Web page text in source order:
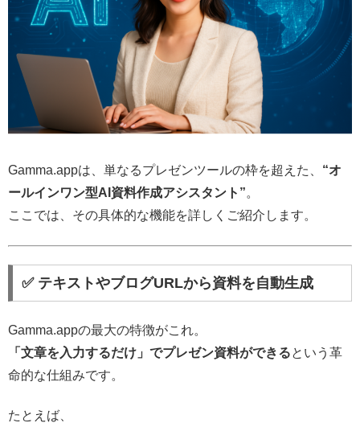
Gamma.appは、単なるプレゼンツールの枠を超えた、 “オ
ールインワン型AI資料作成アシスタント”。
ここでは、その具体的な機能を詳しくご紹介します。
✅ テキストやブログURLから資料を自動生成
Gamma.appの最大の特徴がこれ。
「文章を入力するだけ」でプレゼン資料ができるという革
命的な仕組みです。
たとえば、